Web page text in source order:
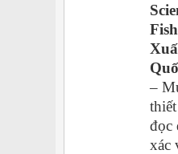
–
đọc
xác